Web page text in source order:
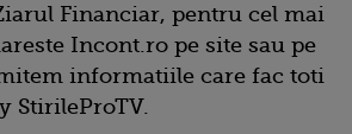
Financiar, pentru cel mai
Incont.ro pe site sau pe
informatiile care fac toti
StirileProTV.